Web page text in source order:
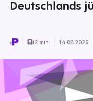
Deutschlands
2 min. 14.08.2025